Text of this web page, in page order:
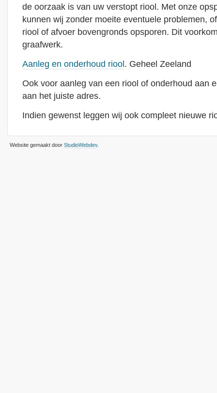
de oorzaak is van uw verstopt riool. Met onze
kunnen wij zonder moeite eventuele problemen,
riool of afvoer bovengronds opsporen. Dit
graafwerk.
Aanleg en onderhoud riool . Geheel Zeeland
Ook voor aanleg van een riool of onderhoud aan
aan het juiste adres.
Indien gewenst leggen wij ook compleet nieuwe
Website gemaakt door StudioWebdev.